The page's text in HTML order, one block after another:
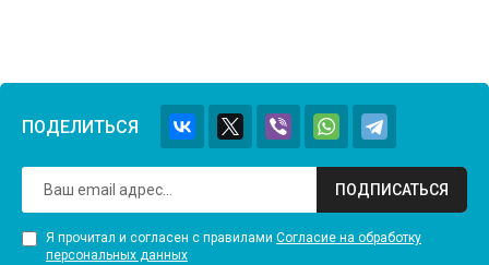
ПОДЕЛИТЬСЯ
ПОДПИСАТЬСЯ
Я прочитал и согласен с правилами Согласие на обработку
персональных данных